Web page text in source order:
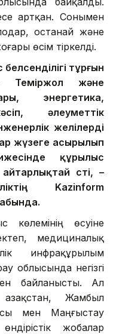
артқан. Сонымен
Қостанай және
өсім тіркелді.
тұрғын
Теміржол және
энергетика,
әлеуметтік
желілерді
жүзеге асырылып
құрылыс
өсті, –
Kazinform
көлемінің өсуіне
медициналық
инфрақұрылым
облысында негізгі
байланысты. Ал
Жамбыл
мен Маңғыстау
жобалар